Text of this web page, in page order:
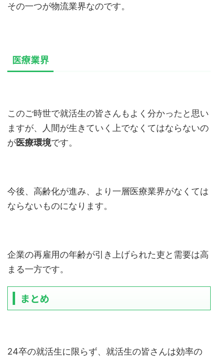
その一つが物流業界なのです。
医療業界
このご時世で就活生の皆さんもよく分かったと思い
ますが、人間が生きていく上でなくてはならないの
が医療環境です。
今後、高齢化が進み、より一層医療業界がなくては
ならないものになります。
企業の再雇用の年齢が引き上げられた吏と需要は高
まる一方です。
まとめ
24卒の就活生に限らず、就活生の皆さんは効率の